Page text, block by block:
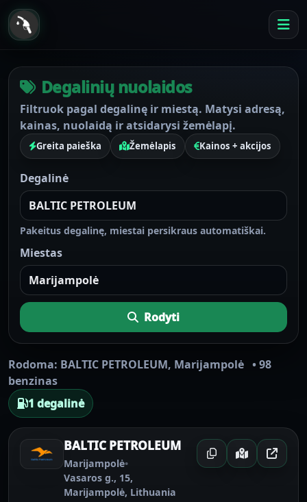
Degalinių nuolaidos
Filtruok pagal degalinę ir miestą. Matysi adresą,
kainas, nuolaidą ir atsidarysi žemėlapį.
Greita paieška Žemėlapis Kainos + akcijos
Degalinė
Pakeitus degalinę, miestai persikraus automatiškai.
Miestas
Rodyti
Rodoma: BALTIC PETROLEUM, Marijampolė •98
benzinas
1 degalinė
BALTIC PETROLEUM
Marijampolė•
Vasaros g., 15,
Marijampolė, Lithuania